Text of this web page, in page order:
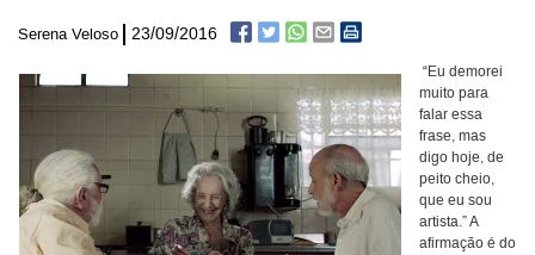
Serena Veloso 23/09/2016
“Eu demorei
muito para
falar essa
frase, mas
digo hoje, de
peito cheio,
que eu sou
artista.” A
afirmação é do